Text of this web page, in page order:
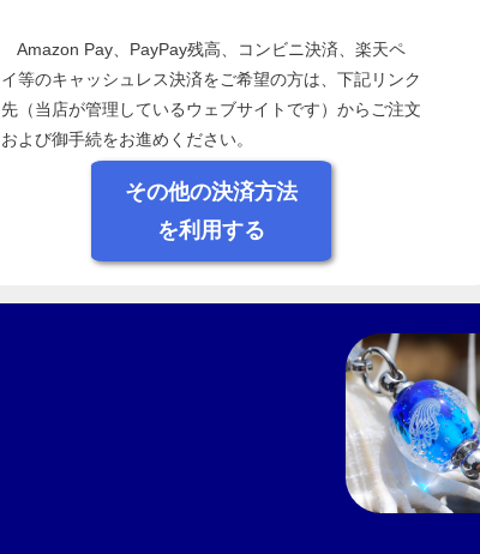
Amazon Pay、PayPay残高、コンビニ決済、楽天ペ
イ等のキャッシュレス決済をご希望の方は、下記リンク
先（当店が管理しているウェブサイトです）からご注文
および御手続をお進めください。
その他の決済方法
を利用する